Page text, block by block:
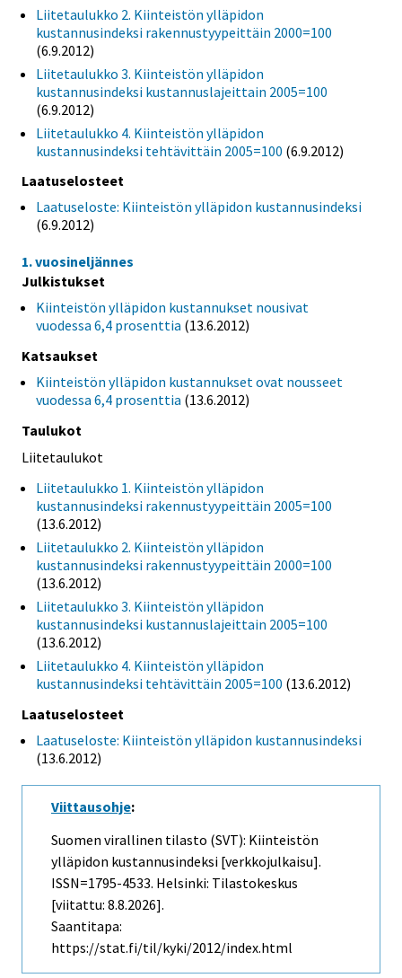
Liitetaulukko 2. Kiinteistön ylläpidon
kustannusindeksi rakennustyypeittäin 2000=100
(6.9.2012)
Liitetaulukko 3. Kiinteistön ylläpidon
kustannusindeksi kustannuslajeittain 2005=100
(6.9.2012)
Liitetaulukko 4. Kiinteistön ylläpidon
kustannusindeksi tehtävittäin 2005=100 (6.9.2012)
Laatuselosteet
Laatuseloste: Kiinteistön ylläpidon kustannusindeksi
(6.9.2012)
1. vuosineljännes
Julkistukset
Kiinteistön ylläpidon kustannukset nousivat
vuodessa 6,4 prosenttia (13.6.2012)
Katsaukset
Kiinteistön ylläpidon kustannukset ovat nousseet
vuodessa 6,4 prosenttia (13.6.2012)
Taulukot
Liitetaulukot
Liitetaulukko 1. Kiinteistön ylläpidon
kustannusindeksi rakennustyypeittäin 2005=100
(13.6.2012)
Liitetaulukko 2. Kiinteistön ylläpidon
kustannusindeksi rakennustyypeittäin 2000=100
(13.6.2012)
Liitetaulukko 3. Kiinteistön ylläpidon
kustannusindeksi kustannuslajeittain 2005=100
(13.6.2012)
Liitetaulukko 4. Kiinteistön ylläpidon
kustannusindeksi tehtävittäin 2005=100 (13.6.2012)
Laatuselosteet
Laatuseloste: Kiinteistön ylläpidon kustannusindeksi
(13.6.2012)
Viittausohje:
Suomen virallinen tilasto (SVT): Kiinteistön
ylläpidon kustannusindeksi [verkkojulkaisu].
ISSN=1795-4533. Helsinki: Tilastokeskus
[viitattu: 8.8.2026].
Saantitapa:
https://stat.fi/til/kyki/2012/index.html